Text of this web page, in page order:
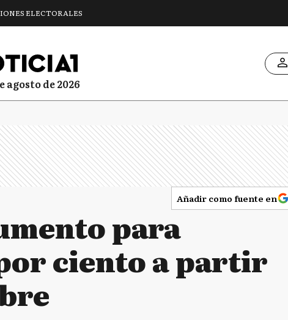
ELECTORALES
agosto de 2026
Añadir como fuente en
para
ciento a partir